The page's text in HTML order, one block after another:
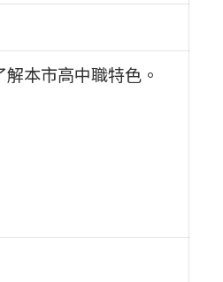
本市高中職特色。